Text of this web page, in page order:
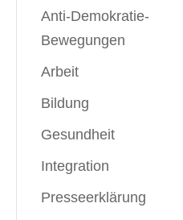
Anti-Demokratie-
Bewegungen
Arbeit
Bildung
Gesundheit
Integration
Presseerklärung